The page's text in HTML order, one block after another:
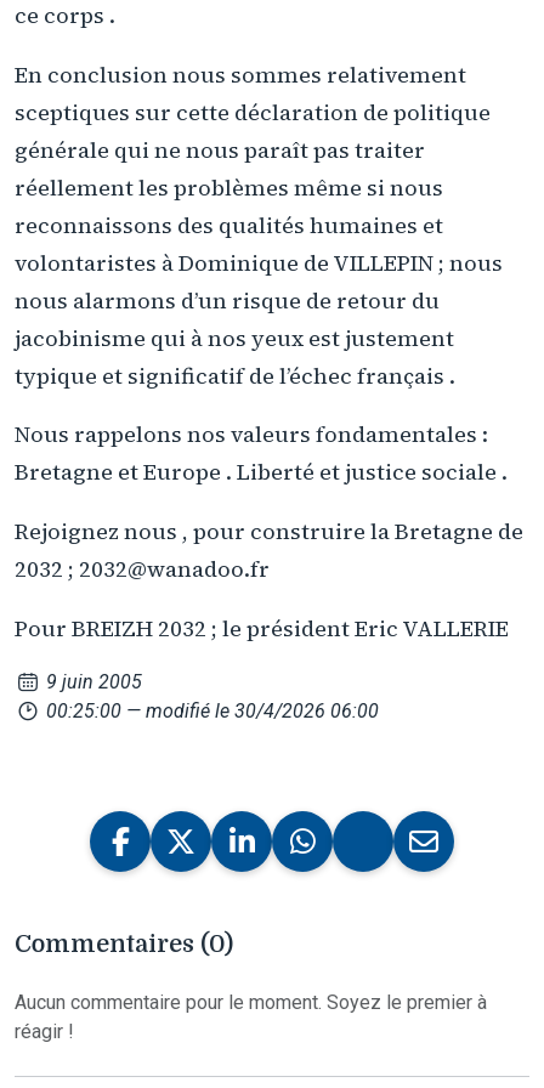
ce corps .
En conclusion nous sommes relativement
sceptiques sur cette déclaration de politique
générale qui ne nous paraît pas traiter
réellement les problèmes même si nous
reconnaissons des qualités humaines et
volontaristes à Dominique de VILLEPIN ; nous
nous alarmons d’un risque de retour du
jacobinisme qui à nos yeux est justement
typique et significatif de l’échec français .
Nous rappelons nos valeurs fondamentales :
Bretagne et Europe . Liberté et justice sociale .
Rejoignez nous , pour construire la Bretagne de
2032 ; 2032@wanadoo.fr
Pour BREIZH 2032 ; le président Eric VALLERIE
9 juin 2005
00:25:00 — modifié le 30/4/2026 06:00
Commentaires (0)
Aucun commentaire pour le moment. Soyez le premier à
réagir !